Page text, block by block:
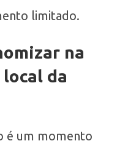
limitado.
na
da
é um momento